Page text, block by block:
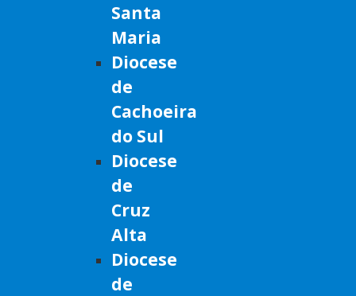
Santa
Maria
Diocese
de
Cachoeira
do Sul
Diocese
de
Cruz
Alta
Diocese
de